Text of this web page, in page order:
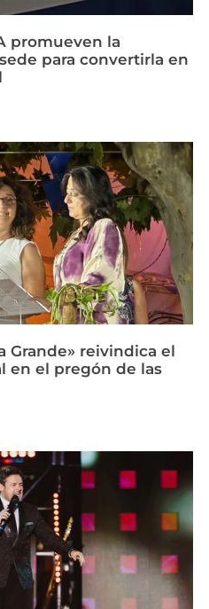
promueven la
para convertirla en
Grande» reivindica el
en el pregón de las